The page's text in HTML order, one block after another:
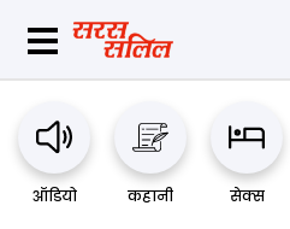
ऑडियो कहानी सेक्स